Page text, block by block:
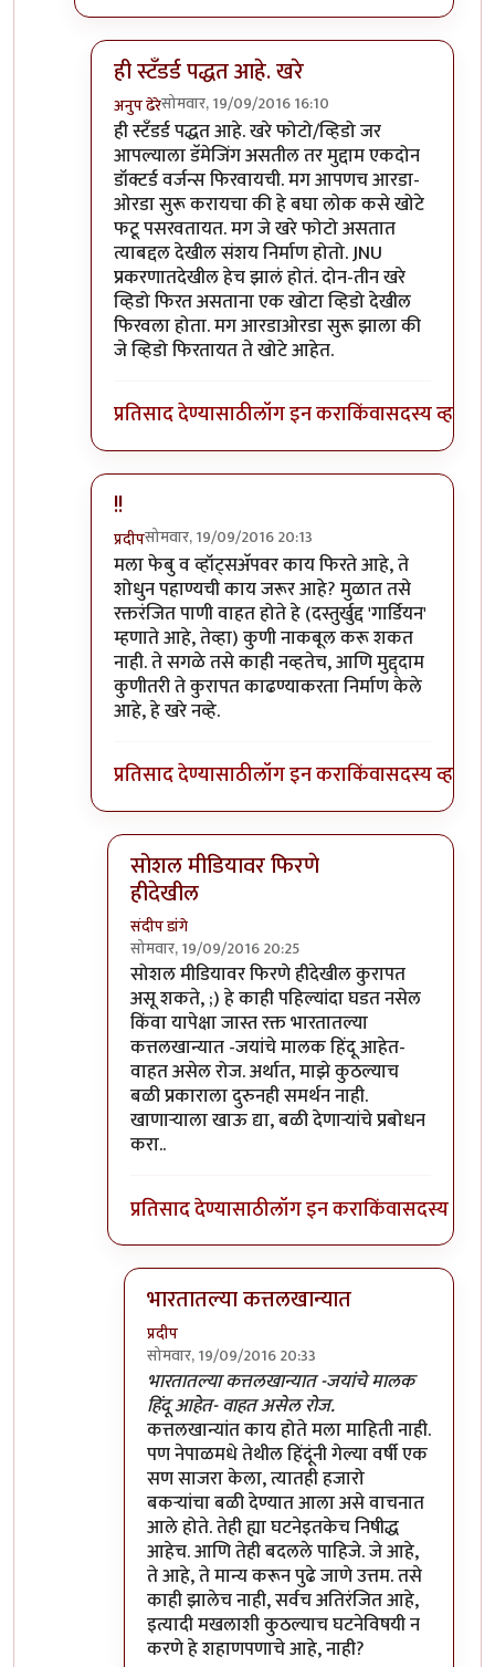
ही स्टॅंडर्ड पद्धत आहे. खरे
अनुप ढेरेसोमवार, 19/09/2016 16:10
In reply toफेसबुक्/व्हॉट्सॅपवर फिरतायत
ही स्टॅंडर्ड पद्धत आहे. खरे फोटो/व्हिडो जर
आपल्याला डॅमेजिंग असतील तर मुद्दाम एकदोन
डॉक्टर्ड वर्जन्स फिरवायची. मग आपणच आरडा-
ओरडा सुरू करायचा की हे बघा लोक कसे खोटे
फटू पसरवतायत. मग जे खरे फोटो असतात
त्याबद्दल देखील संशय निर्माण होतो. JNU
प्रकरणातदेखील हेच झालं होतं. दोन-तीन खरे
व्हिडो फिरत असताना एक खोटा व्हिडो देखील
फिरवला होता. मग आरडाओरडा सुरू झाला की
जे व्हिडो फिरतायत ते खोटे आहेत.
प्रतिसाद देण्यासाठीलॉग इन कराकिंवासदस्य व्हा
!!
प्रदीपसोमवार, 19/09/2016 20:13
In reply toफेसबुक्/व्हॉट्सॅपवर फिरतायतby
मला फेबु व व्हॉट्सअ‍ॅपवर काय फिरते आहे, ते
शोधुन पहाण्यची काय जरूर आहे? मुळात तसे
रक्तरंजित पाणी वाहत होते हे (दस्तुर्खुद्द 'गार्डियन'
म्हणाते आहे, तेव्हा) कुणी नाकबूल करू शकत
नाही. ते सगळे तसे काही नव्हतेच, आणि मुद्द्दाम
कुणीतरी ते कुरापत काढण्याकरता निर्माण केले
आहे, हे खरे नव्हे.
प्रतिसाद देण्यासाठीलॉग इन कराकिंवासदस्य व्हा
सोशल मीडियावर फिरणे
हीदेखील
संदीप डांगे
सोमवार, 19/09/2016 20:25
In reply to!!byप्रदीप
सोशल मीडियावर फिरणे हीदेखील कुरापत
असू शकते, ;) हे काही पहिल्यांदा घडत नसेल
किंवा यापेक्षा जास्त रक्त भारतातल्या
कत्तलखान्यात -जयांचे मालक हिंदू आहेत-
वाहत असेल रोज. अर्थात, माझे कुठल्याच
बळी प्रकाराला दुरुनही समर्थन नाही.
खाणाऱ्याला खाऊ द्या, बळी देणाऱ्यांचे प्रबोधन
करा..
प्रतिसाद देण्यासाठीलॉग इन कराकिंवासदस्य व्हा
भारतातल्या कत्तलखान्यात
प्रदीप
सोमवार, 19/09/2016 20:33
In reply toसोशल मीडियावर फिरणे हीदेखील
भारतातल्या कत्तलखान्यात -जयांचे मालक
हिंदू आहेत- वाहत असेल रोज.
कत्तलखान्यांत काय होते मला माहिती नाही.
पण नेपाळमधे तेथील हिंदूंनी गेल्या वर्षी एक
सण साजरा केला, त्यातही हजारो
बकर्‍यांचा बळी देण्यात आला असे वाचनात
आले होते. तेही ह्या घटनेइतकेच निषीद्ध
आहेच. आणि तेही बदलले पाहिजे. जे आहे,
ते आहे, ते मान्य करून पुढे जाणे उत्तम. तसे
काही झालेच नाही, सर्वच अतिरंजित आहे,
इत्यादी मखलाशी कुठल्याच घटनेविषयी न
करणे हे शहाणपणाचे आहे, नाही?